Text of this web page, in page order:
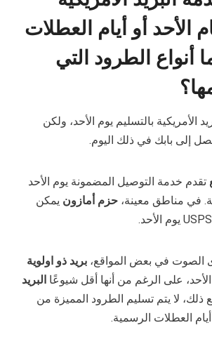
الأحد أو أيام العطلات
أنواع الطرود التي
الأمريكية بالتسليم يوم الأحد، ولكن
إلى بابك في ذلك اليوم.
تقدم خدمة التوصيل المضمونة يوم الأحد
في مناطق معينة، حزم أمازون يمكن
الصوت في بعض المواقع، بريد ذو اولوية
على الرغم من أنها أقل شيوعًا البريد
ذلك، لا يتم تسليم الطرود المميزة من